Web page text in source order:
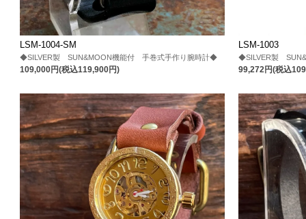
LSM-1004-SM
◆SILVER製 SUN&MOON機能付 手巻式手作り腕時計◆
109,000円(税込119,900円)
LSM-1003
◆SILVER製
99,272円(税込